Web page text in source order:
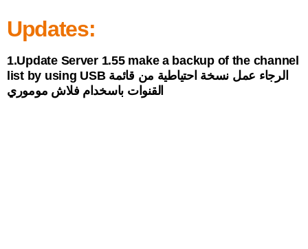
Updates:
1.Update Server 1.55 make a backup of the channel
list by using USB الرجاء عمل نسخة احتياطية من قائمة
القنوات باسخدام فلاش موموري